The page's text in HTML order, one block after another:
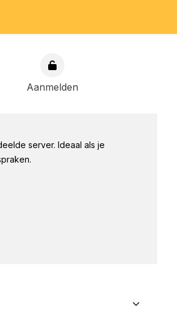
Aanmelden
server. Ideaal als je